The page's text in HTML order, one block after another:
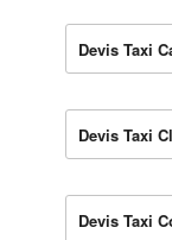
Devis Taxi
Devis Taxi
Devis Taxi